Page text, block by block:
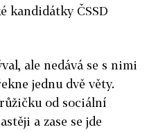
kandidátky ČSSD
ale nedává se s nimi
jednu dvě věty.
od sociální
a zase se jde